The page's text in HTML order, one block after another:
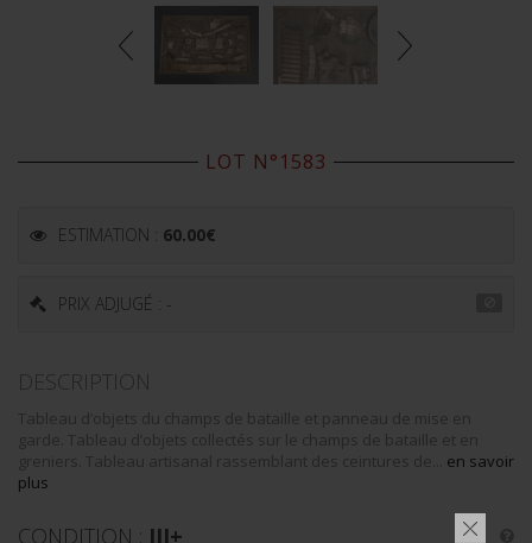
LOT N°1583
ESTIMATION : 60.00€
PRIX ADJUGÉ : -
DESCRIPTION
Tableau d’objets du champs de bataille et panneau de mise en
garde. Tableau d’objets collectés sur le champs de bataille et en
greniers. Tableau artisanal rassemblant des ceintures de... en savoir
plus
CONDITION : III+